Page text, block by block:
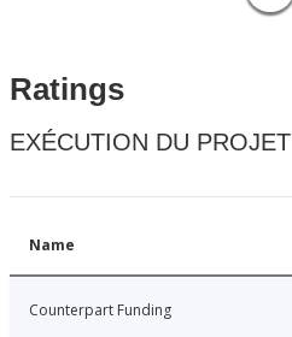
Ratings
EXÉCUTION DU PROJET
Name
Counterpart Funding